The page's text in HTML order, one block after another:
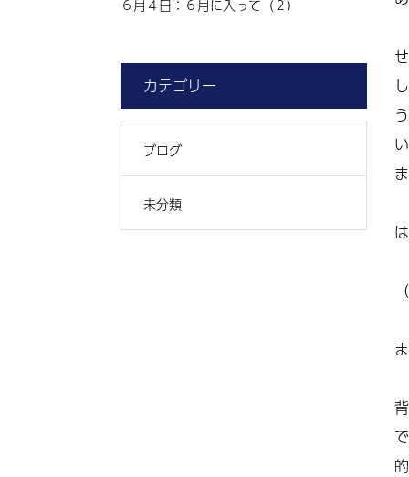
６月４日：６月に入って（２）
カテゴリー
ブログ
未分類